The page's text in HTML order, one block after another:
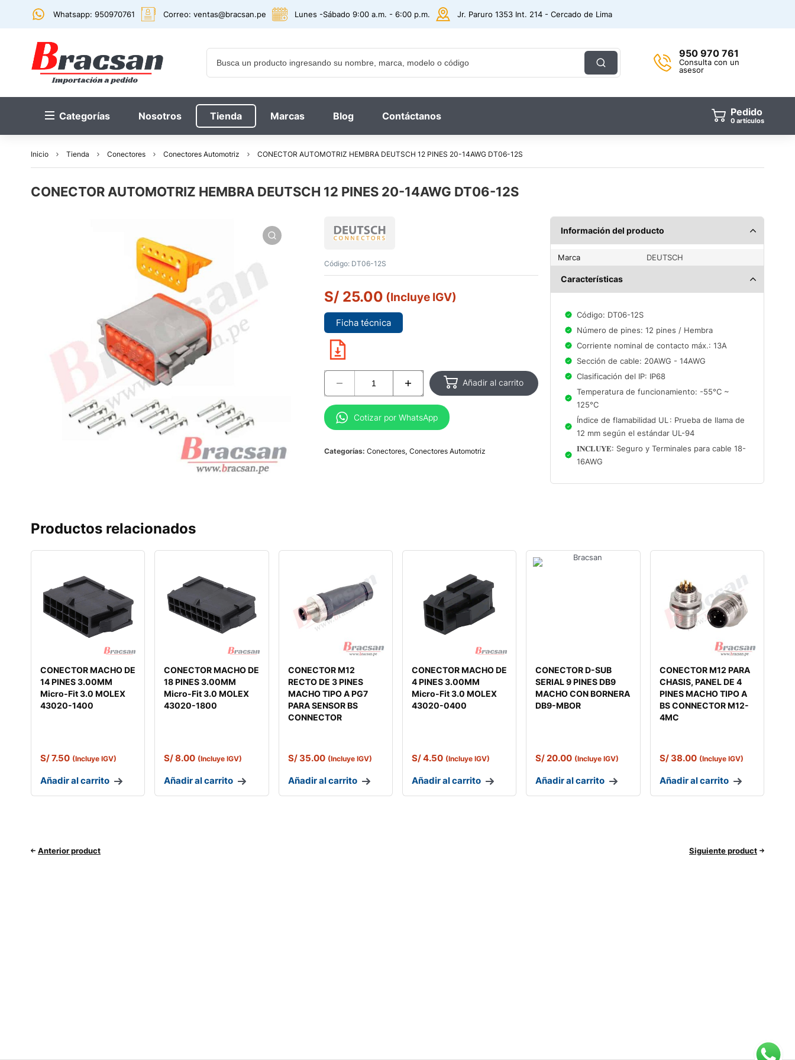
Whatsapp: 950970761 Correo: ventas@bracsan.pe Lunes -Sábado 9:00 a.m. - 6:00 p.m. Jr. Paruro 1353 Int. 214 - Cercado de Lima
950 970 761
Consulta con un
asesor
Categorías Nosotros Tienda Marcas Blog Contáctanos Pedido
0 artículos
Inicio Tienda Conectores Conectores Automotriz CONECTOR AUTOMOTRIZ HEMBRA DEUTSCH 12 PINES 20-14AWG DT06-12S
CONECTOR AUTOMOTRIZ HEMBRA DEUTSCH 12 PINES 20-14AWG DT06-12S
Código: DT06-12S
S/ 25.00 (Incluye IGV)
Ficha técnica
Añadir al carrito
Cotizar por WhatsApp
Categorías: Conectores, Conectores Automotriz
Información del producto
Marca DEUTSCH
Características
Código: DT06-12S
Número de pines: 12 pines / Hembra
Corriente nominal de contacto máx.: 13A
Sección de cable: 20AWG - 14AWG
Clasificación del IP: IP68
Temperatura de funcionamiento: -55°C ~
125°C
Índice de flamabilidad UL : Prueba de llama de
12 mm según el estándar UL-94
𝐈𝐍𝐂𝐋𝐔𝐘𝐄: Seguro y Terminales para cable 18-
16AWG
Productos relacionados
CONECTOR MACHO DE
14 PINES 3.00MM
Micro-Fit 3.0 MOLEX
43020-1400
S/7.50 (Incluye IGV)
Añadir al carrito
CONECTOR MACHO DE
18 PINES 3.00MM
Micro-Fit 3.0 MOLEX
43020-1800
S/8.00 (Incluye IGV)
Añadir al carrito
CONECTOR M12
RECTO DE 3 PINES
MACHO TIPO A PG7
PARA SENSOR BS
CONNECTOR
S/35.00 (Incluye IGV)
Añadir al carrito
CONECTOR MACHO DE
4 PINES 3.00MM
Micro-Fit 3.0 MOLEX
43020-0400
S/4.50 (Incluye IGV)
Añadir al carrito
CONECTOR D-SUB
SERIAL 9 PINES DB9
MACHO CON BORNERA
DB9-MBOR
S/20.00 (Incluye IGV)
Añadir al carrito
CONECTOR M12 PARA
CHASIS, PANEL DE 4
PINES MACHO TIPO A
BS CONNECTOR M12-
4MC
S/38.00 (Incluye IGV)
Añadir al carrito
Anterior product Siguiente product